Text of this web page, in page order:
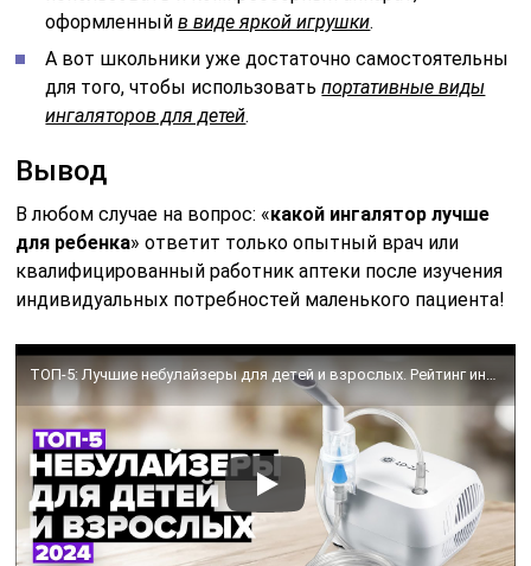
оформленныйв виде яркой игрушки.
А вот школьники уже достаточно самостоятельны
для того, чтобы использоватьпортативные виды
ингаляторов для детей.
Вывод
В любом случае на вопрос: «какой ингалятор лучше
для ребенка» ответит только опытный врач или
квалифицированный работник аптеки после изучения
индивидуальных потребностей маленького пациента!